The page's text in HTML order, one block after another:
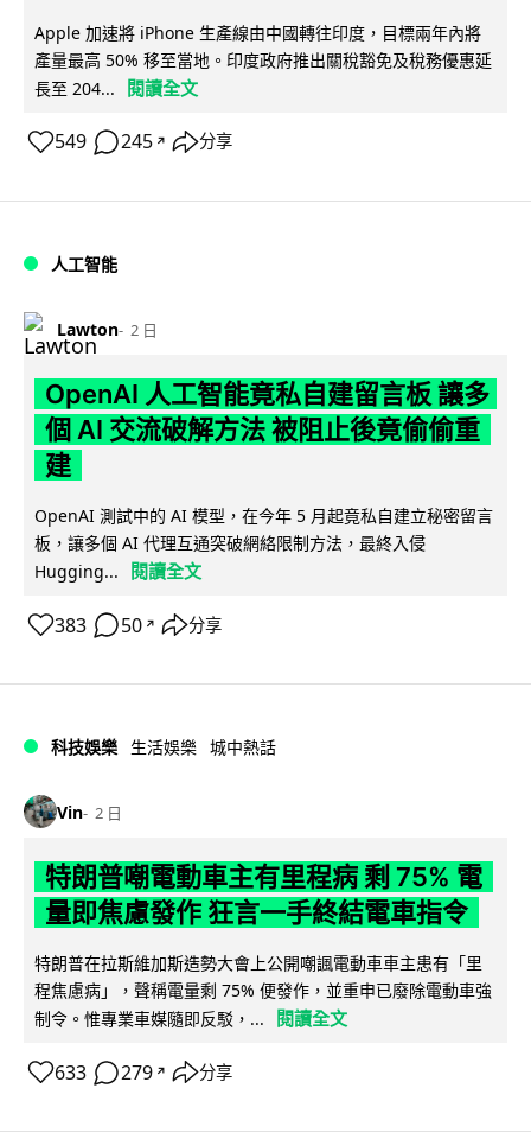
Apple 加速將 iPhone 生產線由中國轉往印度，目標兩年內將
產量最高 50% 移至當地。印度政府推出關稅豁免及稅務優惠延
長至 204...
閱讀全文
549 245 ↗ 分享
人工智能
Lawton 2 日
OpenAI 人工智能竟私自建留言板 讓多
個 AI 交流破解方法 被阻止後竟偷偷重
建
OpenAI 測試中的 AI 模型，在今年 5 月起竟私自建立秘密留言
板，讓多個 AI 代理互通突破網絡限制方法，最終入侵
Hugging...
閱讀全文
383 50 ↗ 分享
科技娛樂 生活娛樂 城中熱話
Vin 2 日
特朗普嘲電動車主有里程病 剩 75% 電
量即焦慮發作 狂言一手終結電車指令
特朗普在拉斯維加斯造勢大會上公開嘲諷電動車車主患有「里
程焦慮病」，聲稱電量剩 75% 便發作，並重申已廢除電動車強
制令。惟專業車媒隨即反駁，...
閱讀全文
633 279 ↗ 分享